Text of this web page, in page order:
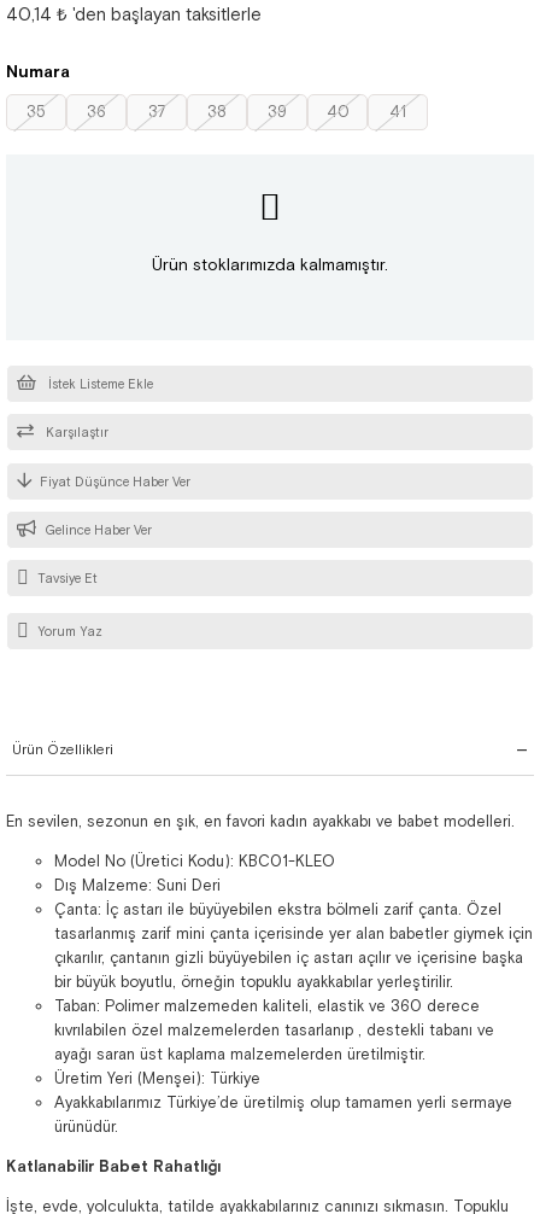
40,14 ₺ 'den başlayan taksitlerle
Numara
35 36 37 38 39 40 41
Ürün stoklarımızda kalmamıştır.
İstek Listeme Ekle
Karşılaştır
Fiyat Düşünce Haber Ver
Gelince Haber Ver
Tavsiye Et
Yorum Yaz
Ürün Özellikleri
En sevilen, sezonun en şık, en favori kadın ayakkabı ve babet modelleri.
Model No (Üretici Kodu): KBC01-KLEO
Dış Malzeme: Suni Deri
Çanta: İç astarı ile büyüyebilen ekstra bölmeli zarif çanta. Özel
tasarlanmış zarif mini çanta içerisinde yer alan babetler giymek için
çıkarılır, çantanın gizli büyüyebilen iç astarı açılır ve içerisine başka
bir büyük boyutlu, örneğin topuklu ayakkabılar yerleştirilir.
Taban: Polimer malzemeden kaliteli, elastik ve 360 derece
kıvrılabilen özel malzemelerden tasarlanıp , destekli tabanı ve
ayağı saran üst kaplama malzemelerden üretilmiştir.
Üretim Yeri (Menşei): Türkiye
Ayakkabılarımız Türkiye’de üretilmiş olup tamamen yerli sermaye
ürünüdür.
Katlanabilir Babet Rahatlığı
İşte, evde, yolculukta, tatilde ayakkabılarınız canınızı sıkmasın. Topuklu